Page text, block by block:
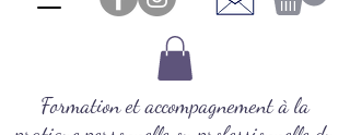
Formation et accompagnement à la